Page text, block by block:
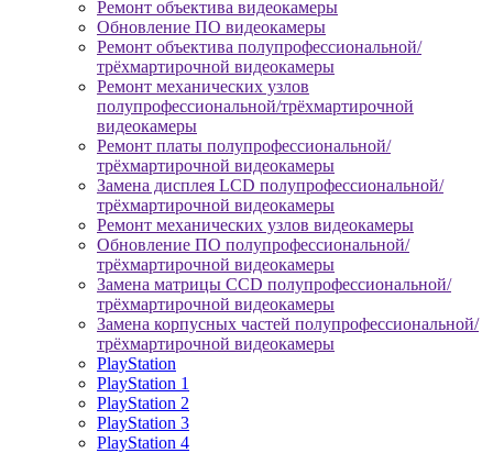
Ремонт объектива видеокамеры
Обновление ПО видеокамеры
Ремонт объектива полупрофессиональной/
трёхмартирочной видеокамеры
Ремонт механических узлов
полупрофессиональной/трёхмартирочной
видеокамеры
Ремонт платы полупрофессиональной/
трёхмартирочной видеокамеры
Замена дисплея LCD полупрофессиональной/
трёхмартирочной видеокамеры
Ремонт механических узлов видеокамеры
Обновление ПО полупрофессиональной/
трёхмартирочной видеокамеры
Замена матрицы CCD полупрофессиональной/
трёхмартирочной видеокамеры
Замена корпусных частей полупрофессиональной/
трёхмартирочной видеокамеры
PlayStation
PlayStation 1
PlayStation 2
PlayStation 3
PlayStation 4